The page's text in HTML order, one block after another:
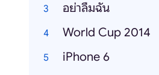
อย่าลืมฉัน
World Cup 2014
iPhone 6